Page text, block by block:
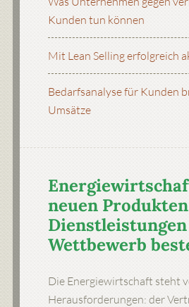
Kunden tun können
Mit Lean Selling erfolgreich
Bedarfsanalyse für Kunden
Umsätze
neuen
Wettbewerb
Die Energiewirtschaft steht
Herausforderungen: der